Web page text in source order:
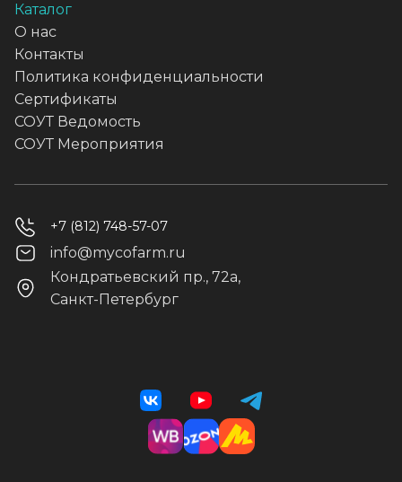
+7 (812) 748-57-07
info@mycofarm.ru
Кондратьевский пр., 72а,
Санкт-Петербург
Каталог
О нас
Контакты
Политика конфиденциальности
Сертификаты
СОУТ Ведомость
СОУТ Мероприятия